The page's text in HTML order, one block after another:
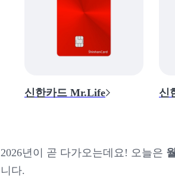
신한카드 Mr.Life
2026년이 곧 다가오는데요! 오늘은
니다.